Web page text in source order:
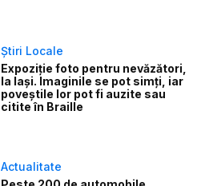
Știri Locale
Expoziție foto pentru nevăzători,
la Iași. Imaginile se pot simți, iar
poveștile lor pot fi auzite sau
citite în Braille
Actualitate